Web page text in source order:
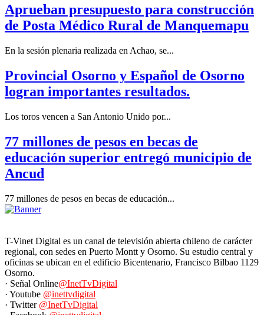
Aprueban presupuesto para construcción
de Posta Médico Rural de Manquemapu
En la sesión plenaria realizada en Achao, se...
Provincial Osorno y Español de Osorno
logran importantes resultados.
Los toros vencen a San Antonio Unido por...
77 millones de pesos en becas de
educación superior entregó municipio de
Ancud
77 millones de pesos en becas de educación...
T-Vinet Digital es un canal de televisión abierta chileno de carácter
regional, con sedes en Puerto Montt y Osorno. Su estudio central y
oficinas se ubican en el edificio Bicentenario, Francisco Bilbao 1129
Osorno.
· Señal Online@InetTvDigital
· Youtube @inettvdigital
· Twitter @InetTvDigital